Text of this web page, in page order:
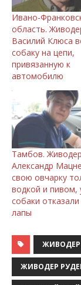
Ивано-
область.
Василий Клюса
собаку на цепи,
привязанную к
автомобилю
Тамбов. Живодер
Александр
свою овчарку
водкой и пивом,
собаки
лапы
ЖИВОДЕР
ЖИВОДЕР